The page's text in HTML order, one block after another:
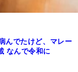
んでたけど、マレー
なんで令和に